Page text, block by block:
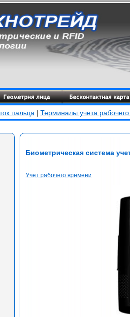
пальца | Терминалы учета
Биометрическая система
Учет рабочего времени